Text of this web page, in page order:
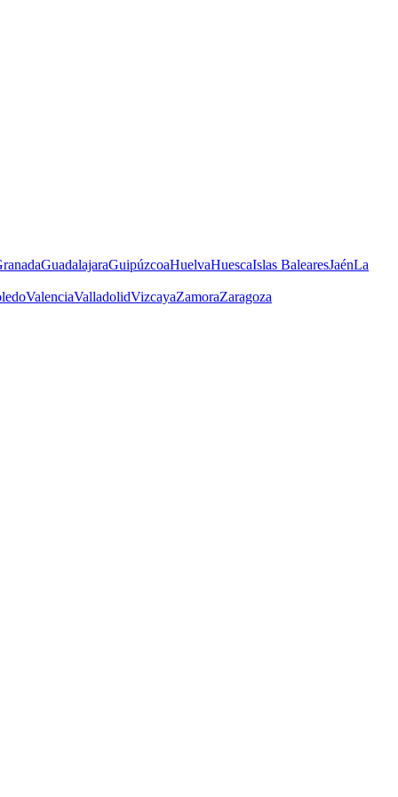
GuadalajaraGuipúzcoaHuelvaHuescaIslas BalearesJaénLa
ValenciaValladolidVizcayaZamoraZaragoza